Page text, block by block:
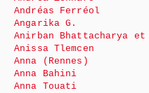
Andréas Ferréol
Angarika G.
Anirban Bhattacharya
Anissa Tlemcen
Anna (Rennes)
Anna Bahini
Anna Touati